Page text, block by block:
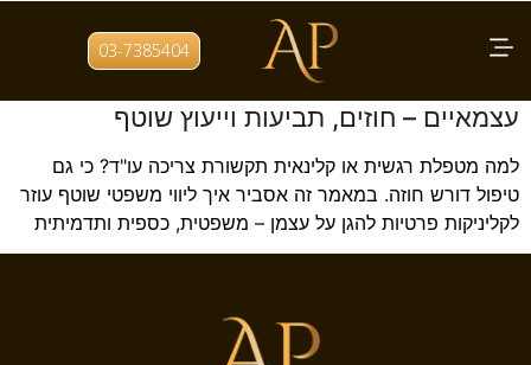
03-7385404 תגית: מטפלים עצמאיים
ליווי משפטי לקליניקות פרטיות ומטפלים
עצמאיים – חוזים, תביעות וייעוץ שוטף
למה מטפלת רגשית או קלינאית תקשורת צריכה עו"ד? כי גם
טיפול דורש חוזה. במאמר זה אסביר איך ליווי משפטי שוטף עוזר
לקליניקות פרטיות להגן על עצמן – משפטית, כספית ותדמיתית